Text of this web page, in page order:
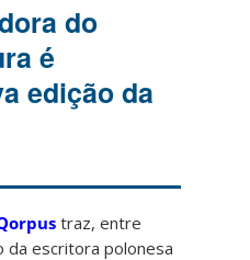
do
é
edição da
traz, entre
da escritora polonesa